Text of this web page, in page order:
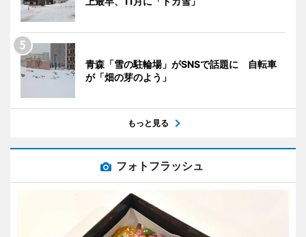
青森「雪の駐輪場」がSNSで話題に 自転車
が「畑の芽のよう」
もっと見る
フォトフラッシュ